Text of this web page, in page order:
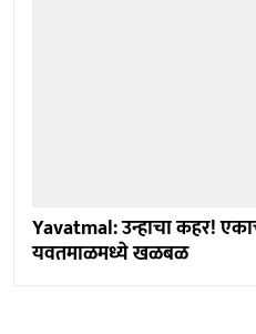
Yavatmal: उन्हाचा कहर!
यवतमाळमध्ये खळबळ